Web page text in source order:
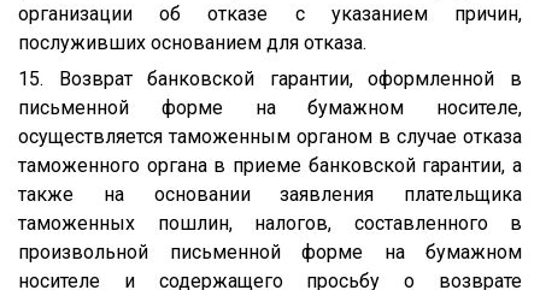
организации об отказе с указанием причин,
послуживших основанием для отказа.
15. Возврат банковской гарантии, оформленной в
письменной форме на бумажном носителе,
осуществляется таможенным органом в случае отказа
таможенного органа в приеме банковской гарантии, а
также на основании заявления плательщика
таможенных пошлин, налогов, составленного в
произвольной письменной форме на бумажном
носителе и содержащего просьбу о возврате